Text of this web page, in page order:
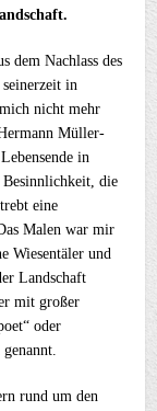
dem Nachlass des
in
nicht mehr
Müller-
in
die
eine
Malen war mir
Wiesentäler und
Landschaft
mit großer
oder
rund um den